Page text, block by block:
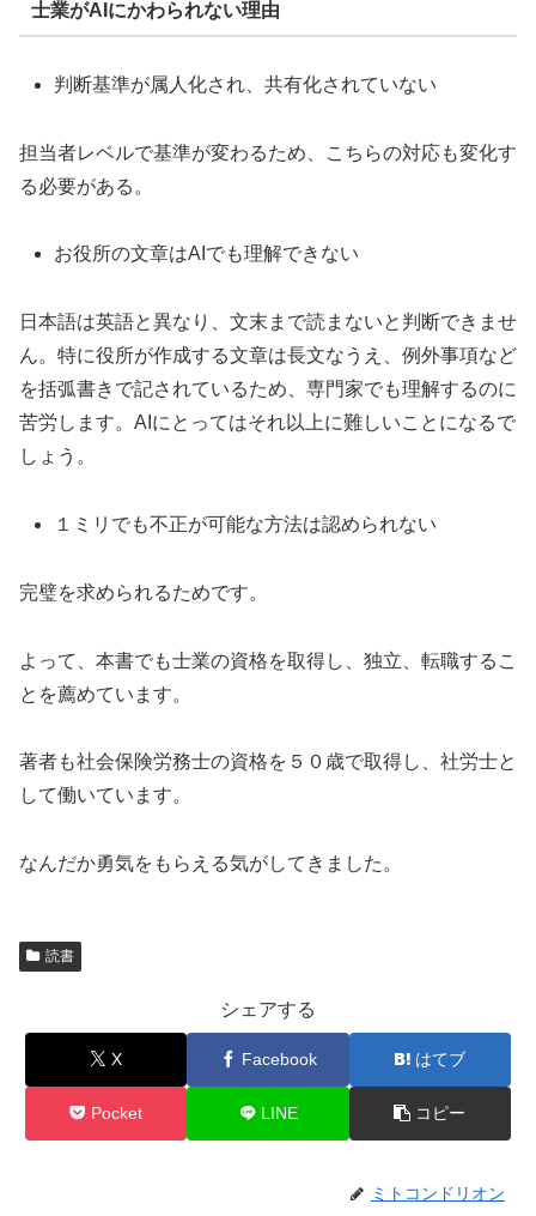
士業がAIにかわられない理由
判断基準が属人化され、共有化されていない
担当者レベルで基準が変わるため、こちらの対応も変化す
る必要がある。
お役所の文章はAIでも理解できない
日本語は英語と異なり、文末まで読まないと判断できませ
ん。特に役所が作成する文章は長文なうえ、例外事項など
を括弧書きで記されているため、専門家でも理解するのに
苦労します。AIにとってはそれ以上に難しいことになるで
しょう。
１ミリでも不正が可能な方法は認められない
完璧を求められるためです。
よって、本書でも士業の資格を取得し、独立、転職するこ
とを薦めています。
著者も社会保険労務士の資格を５０歳で取得し、社労士と
して働いています。
なんだか勇気をもらえる気がしてきました。
読書
シェアする
X Facebook はてブ
Pocket LINE コピー
ミトコンドリオン